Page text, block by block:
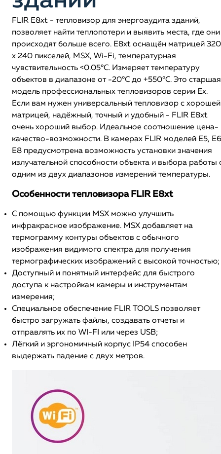
FLIR E8xt - тепловизор для энергоаудита зданий,
позволяет найти теплопотери и выявить места, где они
происходят больше всего. E8xt оснащён матрицей 320
x 240 пикселей, MSX, Wi-Fi, температурная
чувствительность <0.05°C. Измеряет температуру
объектов в диапазоне от -20°C до +550°C. Это старшая
модель профессиональных тепловизоров серии Eх.
Если вам нужен универсальный тепловизор с хорошей
матрицей, надёжный, точный и удобный - FLIR E8xt
очень хороший выбор. Идеальное соотношение цена-
качество-возможности. В камерах FLIR моделей Е5,
Е8 предусмотрена возможность установки значения
излучательной способности объекта и выбора работы
одним из двух диапазонов измерений температуры.
Особенности тепловизора FLIR E8xt
С помощью функции MSX можно улучшить
инфракрасное изображение. MSX добавляет на
термограмму контуры объектов с обычного
изображения видимого спектра для получения
термографических изображений с высокой точностью;
Доступный и понятный интерфейс для быстрого
доступа к настройкам камеры и инструментам
измерения;
Специальное обеспечение FLIR TOOLS позволяет
быстро загружать файлы, создавать отчеты и
отправлять их по WI-FI или через USB;
Лёгкий и эргономичный корпус IP54 способен
выдержать падение с двух метров.